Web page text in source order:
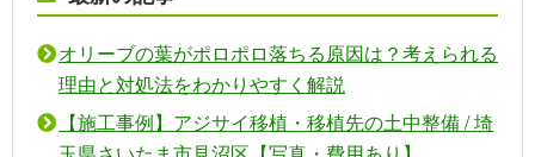
オリーブの葉がポロポロ落ちる原因は？考えられる
理由と対処法をわかりやすく解説
【施工事例】アジサイ移植・移植先の土中整備 / 埼